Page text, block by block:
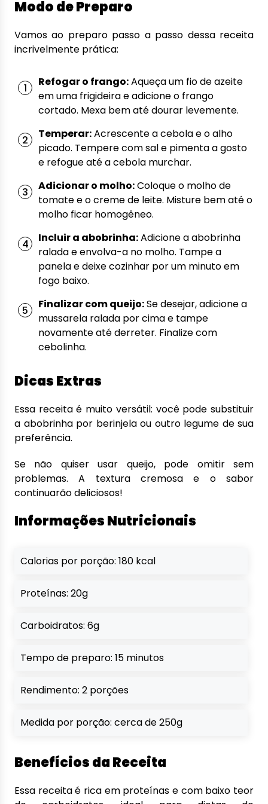
Modo de Preparo
Vamos ao preparo passo a passo dessa receita
incrivelmente prática:
Refogar o frango:Aqueça um fio de azeite
em uma frigideira e adicione o frango
cortado. Mexa bem até dourar levemente.
Temperar:Acrescente a cebola e o alho
picado. Tempere com sal e pimenta a gosto
e refogue até a cebola murchar.
Adicionar o molho:Coloque o molho de
tomate e o creme de leite. Misture bem até o
molho ficar homogêneo.
Incluir a abobrinha:Adicione a abobrinha
ralada e envolva-a no molho. Tampe a
panela e deixe cozinhar por um minuto em
fogo baixo.
Finalizar com queijo:Se desejar, adicione a
mussarela ralada por cima e tampe
novamente até derreter. Finalize com
cebolinha.
Dicas Extras
Essa receita é muito versátil: você pode substituir
a abobrinha por berinjela ou outro legume de sua
preferência.
Se não quiser usar queijo, pode omitir sem
problemas. A textura cremosa e o sabor
continuarão deliciosos!
Informações Nutricionais
Calorias por porção: 180 kcal
Proteínas: 20g
Carboidratos: 6g
Tempo de preparo: 15 minutos
Rendimento: 2 porções
Medida por porção: cerca de 250g
Benefícios da Receita
Essa receita é rica em proteínas e com baixo teor